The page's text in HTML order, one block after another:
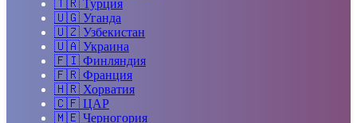
🇹🇷 Турция
🇺🇬 Уганда
🇺🇿 Узбекистан
🇺🇦 Украина
🇫🇮 Финляндия
🇫🇷 Франция
🇭🇷 Хорватия
🇨🇫 ЦАР
🇲🇪 Черногория